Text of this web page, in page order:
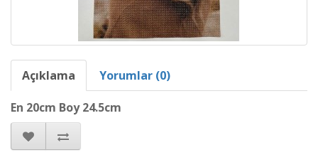
Açıklama Yorumlar (0)
En 20cm Boy 24.5cm